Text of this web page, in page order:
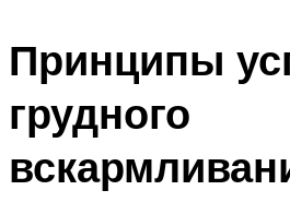
Принципы
грудного